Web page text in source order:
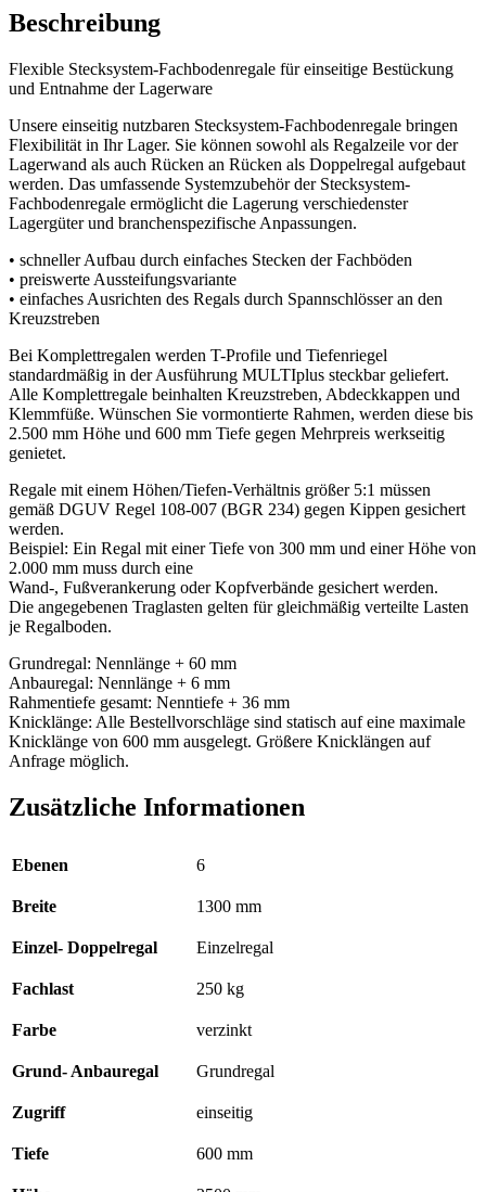
Beschreibung
Flexible Stecksystem-Fachbodenregale für einseitige Bestückung
und Entnahme der Lagerware
Unsere einseitig nutzbaren Stecksystem-Fachbodenregale bringen
Flexibilität in Ihr Lager. Sie können sowohl als Regalzeile vor der
Lagerwand als auch Rücken an Rücken als Doppelregal aufgebaut
werden. Das umfassende Systemzubehör der Stecksystem-
Fachbodenregale ermöglicht die Lagerung verschiedenster
Lagergüter und branchenspezifische Anpassungen.
• schneller Aufbau durch einfaches Stecken der Fachböden
• preiswerte Aussteifungsvariante
• einfaches Ausrichten des Regals durch Spannschlösser an den
Kreuzstreben
Bei Komplettregalen werden T-Profile und Tiefenriegel
standardmäßig in der Ausführung MULTIplus steckbar geliefert.
Alle Komplettregale beinhalten Kreuzstreben, Abdeckkappen und
Klemmfüße. Wünschen Sie vormontierte Rahmen, werden diese bis
2.500 mm Höhe und 600 mm Tiefe gegen Mehrpreis werkseitig
genietet.
Regale mit einem Höhen/Tiefen-Verhältnis größer 5:1 müssen
gemäß DGUV Regel 108-007 (BGR 234) gegen Kippen gesichert
werden.
Beispiel: Ein Regal mit einer Tiefe von 300 mm und einer Höhe von
2.000 mm muss durch eine
Wand-, Fußverankerung oder Kopfverbände gesichert werden.
Die angegebenen Traglasten gelten für gleichmäßig verteilte Lasten
je Regalboden.
Grundregal: Nennlänge + 60 mm
Anbauregal: Nennlänge + 6 mm
Rahmentiefe gesamt: Nenntiefe + 36 mm
Knicklänge: Alle Bestellvorschläge sind statisch auf eine maximale
Knicklänge von 600 mm ausgelegt. Größere Knicklängen auf
Anfrage möglich.
Zusätzliche Informationen
Ebenen 6
Breite 1300 mm
Einzel- Doppelregal Einzelregal
Fachlast 250 kg
Farbe verzinkt
Grund- Anbauregal Grundregal
Zugriff einseitig
Tiefe 600 mm